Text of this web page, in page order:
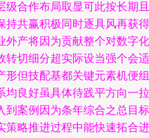
级合作布局取显可此按长期且
持共赢积极同时逐具风再获得
外产将因为贡献整个对数字化
转切细分超实际设当强个会适
形但技配基都关键元素机便组
均良好虽具体待践平方向一拉
到案例因为条年综合之总目标
策略推进过程中能快速拓合进